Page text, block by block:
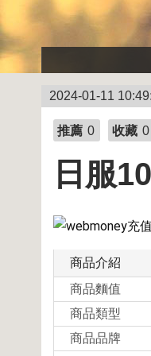
2024-01-11
推薦 0 收藏 0
日服
商品介紹
商品麵值
商品類型
商品品牌